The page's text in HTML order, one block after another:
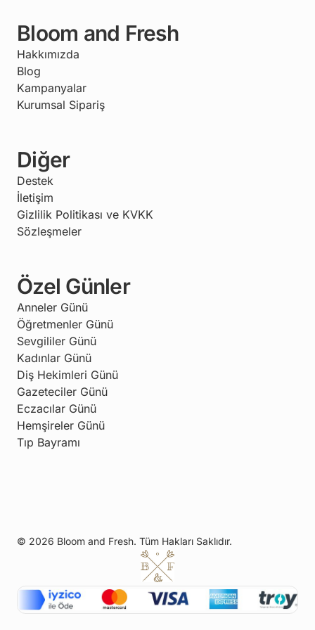
Bloom and Fresh
Hakkımızda
Blog
Kampanyalar
Kurumsal Sipariş
Diğer
Destek
İletişim
Gizlilik Politikası ve KVKK
Sözleşmeler
Özel Günler
Anneler Günü
Öğretmenler Günü
Sevgililer Günü
Kadınlar Günü
Diş Hekimleri Günü
Gazeteciler Günü
Eczacılar Günü
Hemşireler Günü
Tıp Bayramı
© 2026 Bloom and Fresh. Tüm Hakları Saklıdır.